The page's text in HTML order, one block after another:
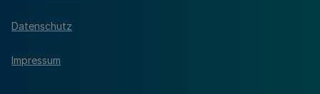
Datenschutz
Impressum